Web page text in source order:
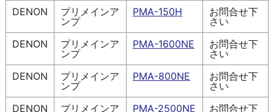
DENON
プリメインア
ンプ
PMA-150H
お問合せ下
さい
DENON
プリメインア
ンプ
PMA-1600NE
お問合せ下
さい
DENON
プリメインア
ンプ
PMA-800NE
お問合せ下
さい
DENON
プリメインア
PMA-2500NE
お問合せ下